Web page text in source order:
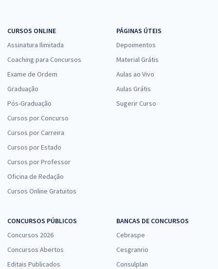
CURSOS ONLINE
Assinatura Ilimitada
Coaching para Concursos
Exame de Ordem
Graduação
Pós-Graduação
Cursos por Concurso
Cursos por Carreira
Cursos por Estado
Cursos por Professor
Oficina de Redação
Cursos Online Gratuitos
PÁGINAS ÚTEIS
Depoimentos
Material Grátis
Aulas ao Vivo
Aulas Grátis
Sugerir Curso
CONCURSOS PÚBLICOS
Concursos 2026
Concursos Abertos
Editais Publicados
BANCAS DE CONCURSOS
Cebraspe
Cesgranrio
Consulplan